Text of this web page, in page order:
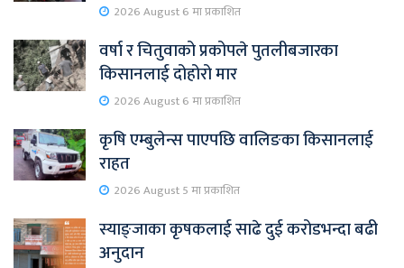
2026 August 6 मा प्रकाशित
वर्षा र चितुवाको प्रकोपले पुतलीबजारका
किसानलाई दोहोरो मार
2026 August 6 मा प्रकाशित
कृषि एम्बुलेन्स पाएपछि वालिङका किसानलाई
राहत
2026 August 5 मा प्रकाशित
स्याङ्जाका कृषकलाई साढे दुई करोडभन्दा बढी
अनुदान